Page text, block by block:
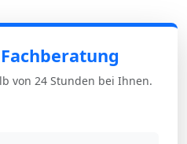
von 24 Stunden bei Ihnen.